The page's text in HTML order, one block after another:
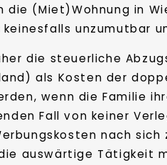
(Miet)Wohnung in
keinesfalls
die steuerliche
als Kosten der
wenn die Familie
Fall von keiner
nach
auswärtige